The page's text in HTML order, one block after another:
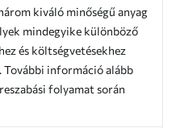
kiváló minőségű anyag
mindegyike különböző
és költségvetésekhez
További információ alább
folyamat során